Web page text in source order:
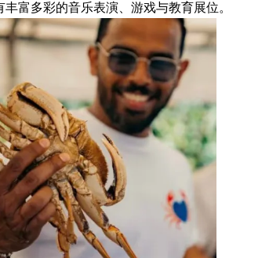
富多彩的音乐表演、游戏与教育展位。